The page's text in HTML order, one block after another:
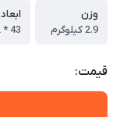
وزن
2.9 کیلوگرم
ابعاد
43 * 32 * 29 سانتیمتر
قیمت: